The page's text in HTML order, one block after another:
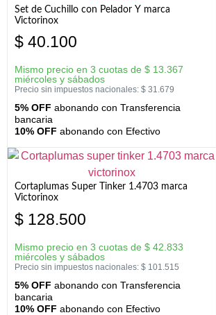
Set de Cuchillo con Pelador Y marca
Victorinox
$ 40.100
Mismo precio en 3 cuotas de $ 13.367
miércoles y sábados
Precio sin impuestos nacionales: $ 31.679
5% OFF abonando con Transferencia
bancaria
10% OFF abonando con Efectivo
Cortaplumas Super Tinker 1.4703 marca
Victorinox
$ 128.500
Mismo precio en 3 cuotas de $ 42.833
miércoles y sábados
Precio sin impuestos nacionales: $ 101.515
5% OFF abonando con Transferencia
bancaria
10% OFF abonando con Efectivo